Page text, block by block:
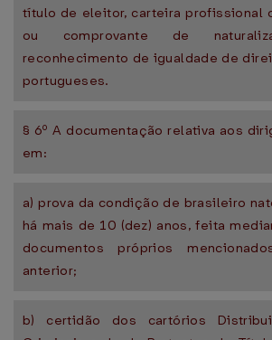
título de eleitor, carteira profissional
ou comprovante de
reconhecimento de igualdade de
portugueses.
§ 6º A documentação relativa aos
em:
a) prova da condição de brasileiro
há mais de 10 (dez) anos, feita
documentos próprios
anterior;
b) certidão dos cartórios